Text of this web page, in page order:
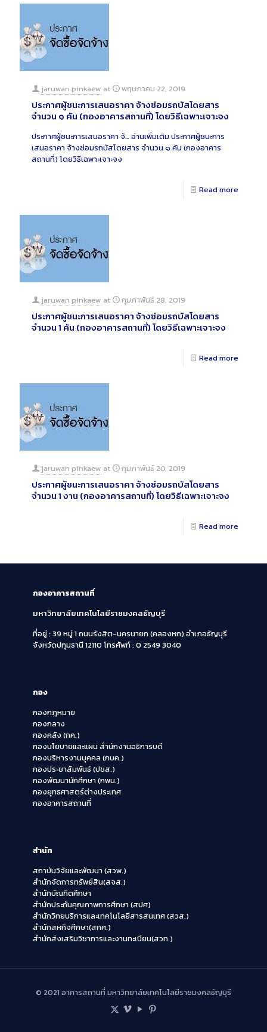
jaruwan pinkaew at พฤษภาคม 22, 2019
ประกาศผู้ชนะการเสนอราคา จ้างซ่อมรถบัสโดยสาร
จำนวน ๑ คัน (กองอาคารสถานที่) โดยวิธีเฉพาะเจาะจง
ประกาศผู้ชนะการเสนอราคา จ้…อ่านเพิ่มเติมประกาศผู้ชนะการ
เสนอราคา จ้างซ่อมรถบัสโดยสาร จำนวน ๑ คัน (กองอาคาร
สถานที่) โดยวิธีเฉพาะเจาะจง
Read more
jaruwan pinkaew at กุมภาพันธ์ 28, 2019
ประกาศผู้ชนะการเสนอราคา จ้างซ่อมรถบัสโดยสาร
จำนวน 1 คัน (กองอาคารสถานที่) โดยวิธีเฉพาะเจาะจง
Read more
jaruwan pinkaew at กุมภาพันธ์ 20, 2019
ประกาศผู้ชนะการเสนอราคา จ้างซ่อมรถบัสโดยสาร
จำนวน 1 งาน (กองอาคารสถานที่) โดยวิธีเฉพาะเจาะจง
Read more
กองอาคารสถานที่
มหาวิทยาลัยเทคโนโลยีราชมงคลธัญบุรี
ที่อยู่ : 39 หมู่ 1 ถนนรังสิต-นครนายก (คลองหก)อำเภอธัญบุรี
จังหวัดปทุมธานี 12110 โทรศัพท์ : 0 2549 3040
กอง
กองกฎหมาย
กองกลาง
กองคลัง (กค.)
กองนโยบายและแผน สำนักงานอธิการบดี
กองบริหารงานบุคคล (กบค.)
กองประชาสัมพันธ์ (ปชส.)
กองพัฒนานักศึกษา (กพน.)
กองยุทธศาสตร์ต่างประเทศ
กองอาคารสถานที่
สำนัก
สถาบันวิจัยและพัฒนา (สวพ.)
สำนักจัดการทรัพย์สิน(สจส.)
สำนักบัณฑิตศึกษา
สำนักประกันคุณภาพการศึกษา (สปศ)
สำนักวิทยบริการและเทคโนโลยีสารสนเทศ (สวส.)
สำนักสหกิจศึกษา(สกศ.)
สำนักส่งเสริมวิชาการและงานทะเบียน(สวท.)
© 2021 อาคารสถานที่ มหาวิทยาลัยเทคโนโลยีราชมงคลธัญบุรี